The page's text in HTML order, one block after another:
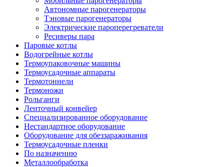
Автономные парогенераторы
Тэновые парогенераторы
Электрические пароперегреватели
Ресиверы пара
Паровые котлы
Водогрейные котлы
Термоупаковочные машины
Термоусадочные аппараты
Термотоннели
Термоножи
Рольганги
Ленточный конвейер
Специализированное оборудование
Нестандартное оборудование
Оборудование для обеззараживания
Термоусадочные пленки
По назначению
Металлообработка